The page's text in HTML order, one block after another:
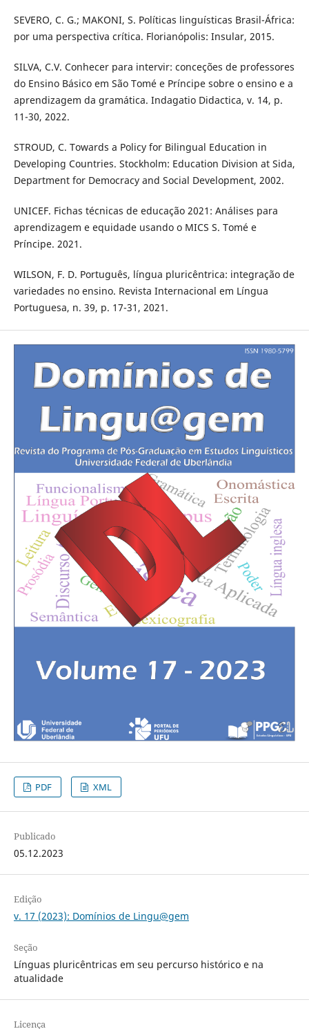
SEVERO, C. G.; MAKONI, S. Políticas linguísticas Brasil-África:
por uma perspectiva crítica. Florianópolis: Insular, 2015.
SILVA, C.V. Conhecer para intervir: conceções de professores
do Ensino Básico em São Tomé e Príncipe sobre o ensino e a
aprendizagem da gramática. Indagatio Didactica, v. 14, p.
11-30, 2022.
STROUD, C. Towards a Policy for Bilingual Education in
Developing Countries. Stockholm: Education Division at Sida,
Department for Democracy and Social Development, 2002.
UNICEF. Fichas técnicas de educação 2021: Análises para
aprendizagem e equidade usando o MICS S. Tomé e
Príncipe. 2021.
WILSON, F. D. Português, língua pluricêntrica: integração de
variedades no ensino. Revista Internacional em Língua
Portuguesa, n. 39, p. 17-31, 2021.
PDF XML
Publicado
05.12.2023
Edição
v. 17 (2023): Domínios de Lingu@gem
Seção
Línguas pluricêntricas em seu percurso histórico e na
atualidade
Licença